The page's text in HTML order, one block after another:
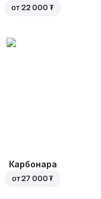
от 22 000 ₮
Карбонара
от27 000 ₮